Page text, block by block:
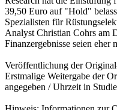
39,50 Euro auf "Hold"
Spezialisten für
Analyst Christian Cohrs am
Finanzergebnisse seien eher
Veröffentlichung der
Erstmalige Weitergabe der
angegeben / Uhrzeit in